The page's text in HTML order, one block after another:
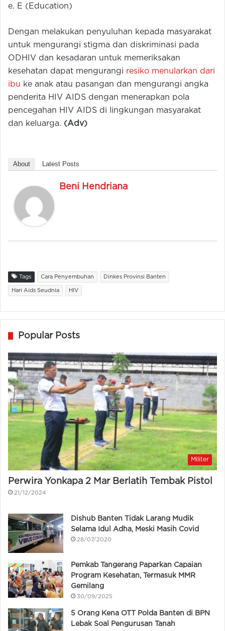
e. E (Education)
Dengan melakukan penyuluhan kepada masyarakat
untuk mengurangi stigma dan diskriminasi pada
ODHIV dan kesadaran untuk memeriksakan
kesehatan dapat mengurangi resiko menularkan dari
ibu ke anak atau pasangan dan mengurangi angka
penderita HIV AIDS dengan menerapkan pola
pencegahan HIV AIDS di lingkungan masyarakat
dan keluarga. (Adv)
About Latest Posts
Beni Hendriana
Tags Cara Penyembuhan Dinkes Provinsi Banten
Hari Aids Seudnia HIV
Popular Posts
Militer
Perwira Yonkapa 2 Mar Berlatih Tembak Pistol
21/12/2024
Dishub Banten Tidak Larang Mudik
Selama Idul Adha, Meski Masih Covid
28/07/2020
Pemkab Tangerang Paparkan Capaian
Program Kesehatan, Termasuk MMR
Gemilang
30/09/2025
5 Orang Kena OTT Polda Banten di BPN
Lebak Soal Pengurusan Tanah